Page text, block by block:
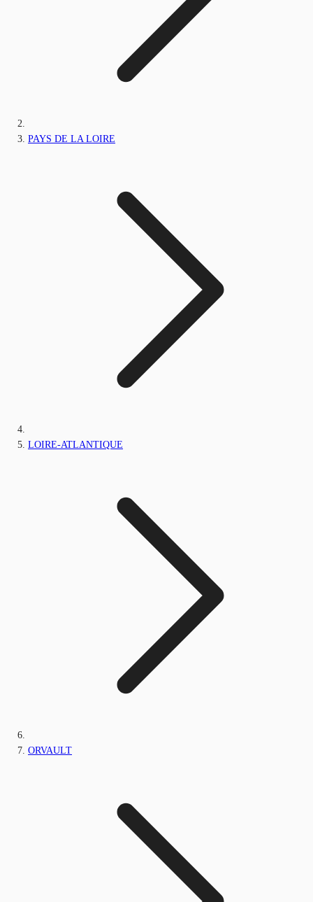
PAYS DE LA LOIRE
LOIRE-ATLANTIQUE
ORVAULT